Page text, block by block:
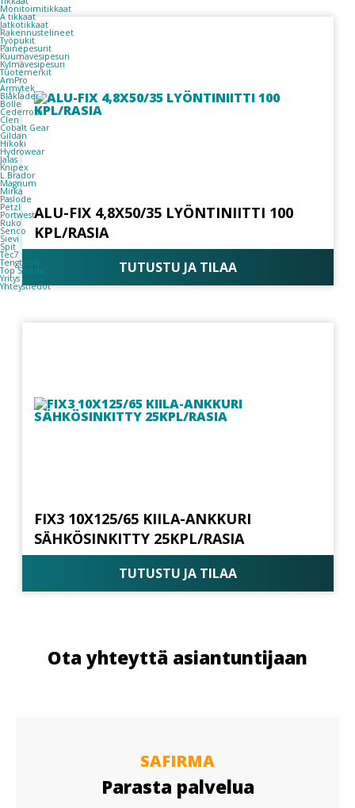
Monitoimitikkaat
A tikkaat
Jatkotikkaat
Rakennustelineet
Työpukit
Painepesurit
Kuumavesipesuri
Kylmävesipesuri
Tuotemerkit
AmPro
Armytek
Blåkläder
Bolle
Cederroth
Clen
Cobalt Gear
Gildan
Hikoki
Hydrowear
Jalas
Knipex
L.Brador
Magnum
Mirka
Paslode
Petzl
Portwest
Ruko
Senco
Sievi
Spit
Tec7
Tengtools
Top Swede
Yritys
Yhteystiedot
ALU-FIX 4,8X50/35 LYÖNTINIITTI 100
KPL/RASIA
TUTUSTU JA TILAA
FIX3 10X125/65 KIILA-ANKKURI
SÄHKÖSINKITTY 25KPL/RASIA
TUTUSTU JA TILAA
Ota yhteyttä asiantuntijaan
SAFIRMA
Parasta palvelua